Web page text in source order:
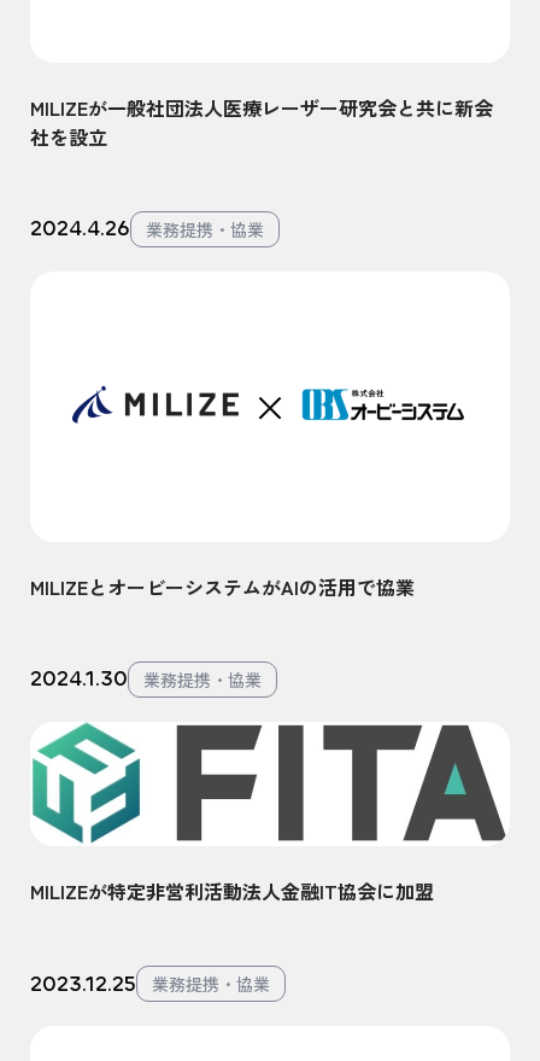
MILIZEが一般社団法人医療レーザー研究会と共に新会
社を設立
2024.4.26 業務提携・協業
MILIZEとオービーシステムがAIの活用で協業
2024.1.30 業務提携・協業
MILIZEが特定非営利活動法人金融IT協会に加盟
2023.12.25 業務提携・協業